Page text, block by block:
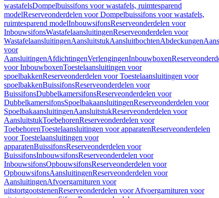
wastafelsDompelbuissifons voor wastafels, ruimtesparend
modelReserveonderdelen voor Dompelbuissifons voor wastafels,
ruimtesparend modelInbouwsifonsReserveonderdelen voor
InbouwsifonsWastafelaansluitingenReserveonderdelen voor
WastafelaansluitingenAansluitstukAansluitbochtenAbdeckungen
voor
AansluitingenAfdichtingenVerlengingenInbouwboxen
voor InbouwboxenToestelaansluitingen voor
spoelbakkenReserveonderdelen voor Toestelaansluitingen voor
spoelbakkenBuissifonsReserveonderdelen voor
BuissifonsDubbelkamersifonsReserveonderdelen voor
DubbelkamersifonsSpoelbakaansluitingenReserveonderdelen voor
SpoelbakaansluitingenAansluitstukReserveonderdelen voor
AansluitstukToebehorenReserveonderdelen voor
ToebehorenToestelaansluitingen voor apparatenReserveonderdelen
voor Toestelaansluitingen voor
apparatenBuissifonsReserveonderdelen voor
BuissifonsInbouwsifonsReserveonderdelen voor
InbouwsifonsOpbouwsifonsReserveonderdelen voor
OpbouwsifonsAansluitingenReserveonderdelen voor
AansluitingenAfvoergarnituren voor
uitstortgootstenenReserveonderdelen voor Afvoergarnituren voor